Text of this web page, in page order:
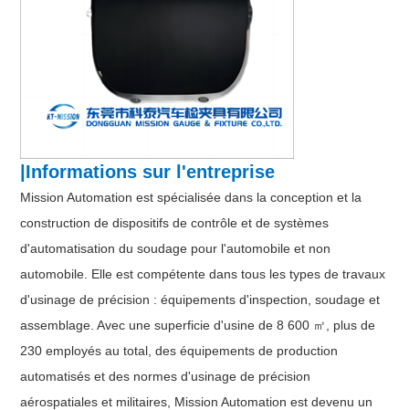
|Informations sur l'entreprise
Mission Automation est spécialisée dans la conception et la
construction de dispositifs de contrôle et de systèmes
d'automatisation du soudage pour l'automobile et non
automobile. Elle est compétente dans tous les types de travaux
d'usinage de précision : équipements d'inspection, soudage et
assemblage. Avec une superficie d'usine de 8 600 ㎡, plus de
230 employés au total, des équipements de production
automatisés et des normes d'usinage de précision
aérospatiales et militaires, Mission Automation est devenu un